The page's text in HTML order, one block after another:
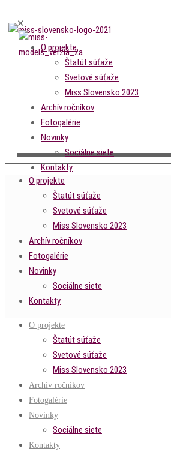
✕
O projekte
Štatút súťaže
Svetové súťaže
Miss Slovensko 2023
Archív ročníkov
Fotogalérie
Novinky
Sociálne siete
Kontakty
O projekte
Štatút súťaže
Svetové súťaže
Miss Slovensko 2023
Archív ročníkov
Fotogalérie
Novinky
Sociálne siete
Kontakty
O projekte
Štatút súťaže
Svetové súťaže
Miss Slovensko 2023
Archív ročníkov
Fotogalérie
Novinky
Sociálne siete
Kontakty